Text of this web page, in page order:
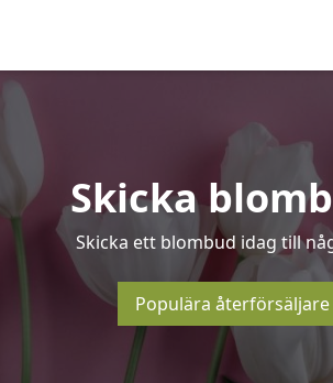
Skicka
Skicka ett blombud idag till
Populära återförsäljare